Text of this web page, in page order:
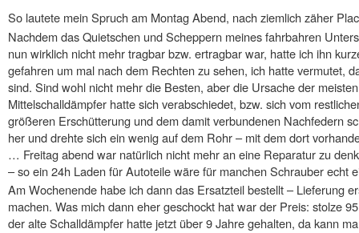
So lautete mein Spruch am Montag Abend, nach ziemlich zäher
Nachdem das Quietschen und Scheppern meines fahrbahren
nun wirklich nicht mehr tragbar bzw. ertragbar war, hatte ich ihn
gefahren um mal nach dem Rechten zu sehen, ich hatte vermutet,
sind. Sind wohl nicht mehr die Besten, aber die Ursache der
Mittelschalldämpfer hatte sich verabschiedet, bzw. sich vom
größeren Erschütterung und dem damit verbundenen Nachfedern
her und drehte sich ein wenig auf dem Rohr – mit dem dort
… Freitag abend war natürlich nicht mehr an eine Reparatur zu
– so ein 24h Laden für Autoteile wäre für manchen Schrauber echt
Am Wochenende habe ich dann das Ersatzteil bestellt – Lieferung
machen. Was mich dann eher geschockt hat war der Preis: stolze
der alte Schalldämpfer hatte jetzt über 9 Jahre gehalten, da kann